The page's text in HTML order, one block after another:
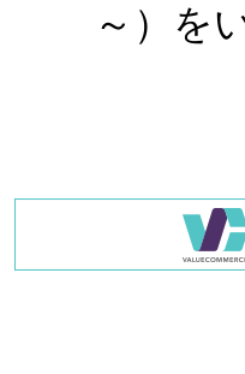
～）を